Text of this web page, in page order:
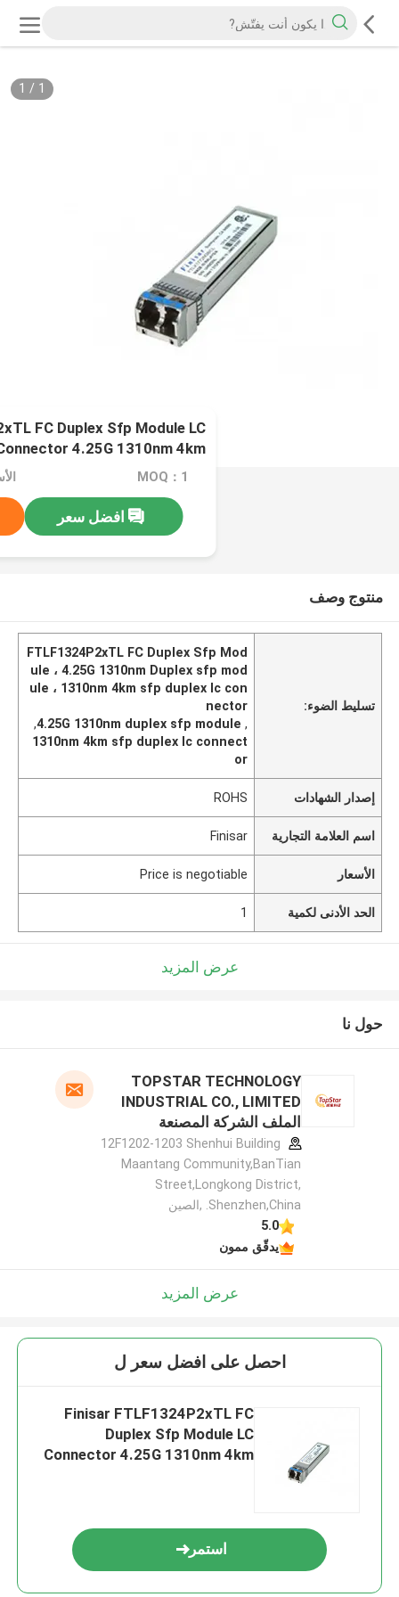
1
/
1
FC Duplex Sfp Module LC
4.25G 1310nm 4km
MOQ：1
افضل سعر
منتوج وصف
تسليط الضوء:
FTLF1324P2xTL FC Duplex Sfp Mod
ule ، 4.25G 1310nm Duplex sfp mod
ule ، 1310nm 4km sfp duplex lc con
nector
,
4.25G 1310nm duplex sfp module
,
1310nm 4km sfp duplex lc connect
or
إصدار الشهادات ROHS
اسم العلامة التجارية Finisar
الأسعار Price is negotiable
الحد الأدنى لكمية 1
عرض المزيد
حول نا
TOPSTAR TECHNOLOGY
INDUSTRIAL CO., LIMITED
الملف الشركة المصنعة
12F1202-1203 Shenhui Building
Maantang Community,BanTian
Street,Longkong District,
Shenzhen,China. ,الصين
5.0
يدقّق ممون
عرض المزيد
احصل على افضل سعر ل
Finisar FTLF1324P2xTL FC
Duplex Sfp Module LC
Connector 4.25G 1310nm 4km
استمر